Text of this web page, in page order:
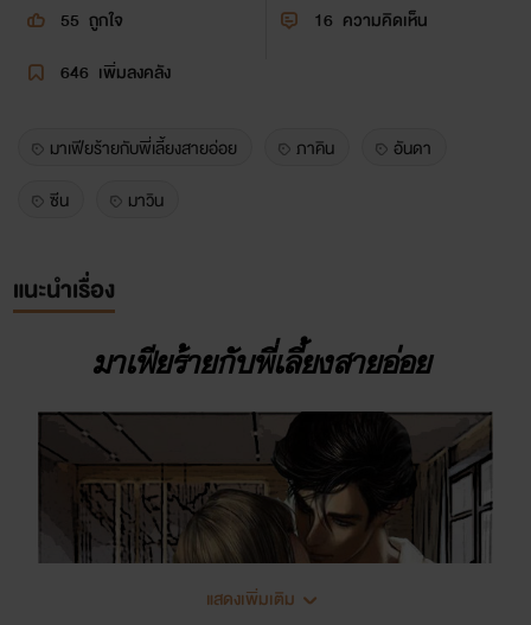
55 ถูกใจ 16 ความคิดเห็น
646 เพิ่มลงคลัง
มาเฟียร้ายกับพี่เลี้ยงสายอ่อย ภาคิน
อันดา
ซีน
มาวิน
แนะนำเรื่อง
มาเฟียร้ายกับพี่เลี้ยงสายอ่อย
แสดงเพิ่มเติม